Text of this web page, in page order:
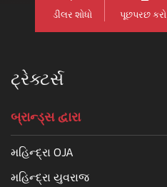
ડીલર શોધો પૂછપરછ કરો
ટ્રેક્ટર્સ
બ્રાન્ડ્સ દ્વારા
મહિન્દ્રા OJA
મહિન્દ્રા યુવરાજ